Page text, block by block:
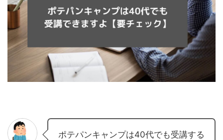
ポテパンキャンプは40代でも受講する